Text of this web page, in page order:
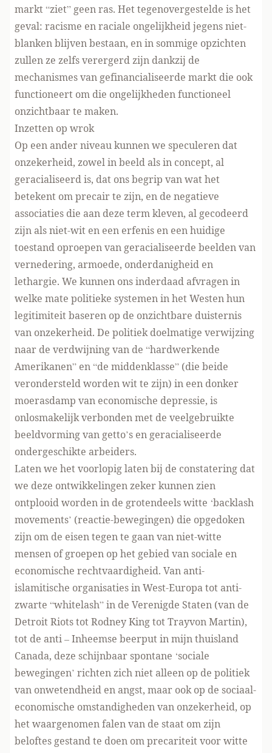
markt “ziet” geen ras. Het tegenovergestelde is het
geval: racisme en raciale ongelijkheid jegens niet-
blanken blijven bestaan, en in sommige opzichten
zullen ze zelfs verergerd zijn dankzij de
mechanismes van gefinancialiseerde markt die ook
functioneert om die ongelijkheden functioneel
onzichtbaar te maken.
Inzetten op wrok
Op een ander niveau kunnen we speculeren dat
onzekerheid, zowel in beeld als in concept, al
geracialiseerd is, dat ons begrip van wat het
betekent om precair te zijn, en de negatieve
associaties die aan deze term kleven, al gecodeerd
zijn als niet-wit en een erfenis en een huidige
toestand oproepen van geracialiseerde beelden van
vernedering, armoede, onderdanigheid en
lethargie. We kunnen ons inderdaad afvragen in
welke mate politieke systemen in het Westen hun
legitimiteit baseren op de onzichtbare duisternis
van onzekerheid. De politiek doelmatige verwijzing
naar de verdwijning van de “hardwerkende
Amerikanen” en “de middenklasse” (die beide
verondersteld worden wit te zijn) in een donker
moerasdamp van economische depressie, is
onlosmakelijk verbonden met de veelgebruikte
beeldvorming van getto’s en geracialiseerde
ondergeschikte arbeiders.
Laten we het voorlopig laten bij de constatering dat
we deze ontwikkelingen zeker kunnen zien
ontplooid worden in de grotendeels witte ‘backlash
movements’ (reactie-bewegingen) die opgedoken
zijn om de eisen tegen te gaan van niet-witte
mensen of groepen op het gebied van sociale en
economische rechtvaardigheid. Van anti-
islamitische organisaties in West-Europa tot anti-
zwarte “whitelash” in de Verenigde Staten (van de
Detroit Riots tot Rodney King tot Trayvon Martin),
tot de anti – Inheemse beerput in mijn thuisland
Canada, deze schijnbaar spontane ‘sociale
bewegingen’ richten zich niet alleen op de politiek
van onwetendheid en angst, maar ook op de sociaal-
economische omstandigheden van onzekerheid, op
het waargenomen falen van de staat om zijn
beloftes gestand te doen om precariteit voor witte